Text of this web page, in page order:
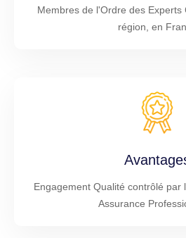
Membres de l'Ordre des Experts
région, en
Engagement Qualité contrôlé par
Assurance